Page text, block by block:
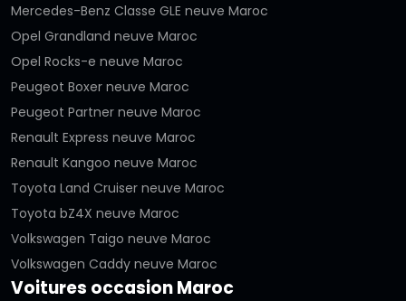
Mercedes-Benz Classe GLE neuve Maroc
Opel Grandland neuve Maroc
Opel Rocks-e neuve Maroc
Peugeot Boxer neuve Maroc
Peugeot Partner neuve Maroc
Renault Express neuve Maroc
Renault Kangoo neuve Maroc
Toyota Land Cruiser neuve Maroc
Toyota bZ4X neuve Maroc
Volkswagen Taigo neuve Maroc
Volkswagen Caddy neuve Maroc
Voitures occasion Maroc